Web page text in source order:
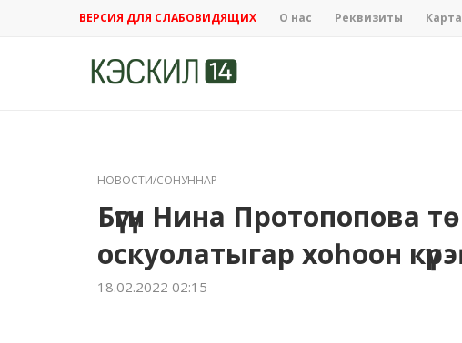
ВЕРСИЯ ДЛЯ СЛАБОВИДЯЩИХ О нас Реквизиты
НОВОСТИ/СОНУННАР
Бүгүн Нина Протопопова
оскуолатыгар хоһоон
18.02.2022 02:15